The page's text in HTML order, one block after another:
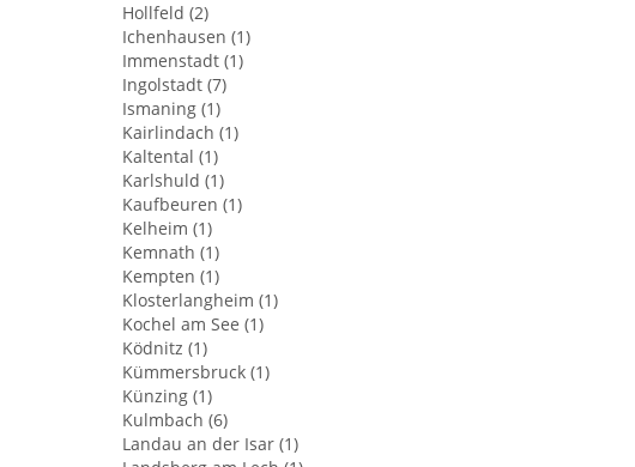
Hollfeld (2)
Ichenhausen (1)
Immenstadt (1)
Ingolstadt (7)
Ismaning (1)
Kairlindach (1)
Kaltental (1)
Karlshuld (1)
Kaufbeuren (1)
Kelheim (1)
Kemnath (1)
Kempten (1)
Klosterlangheim (1)
Kochel am See (1)
Ködnitz (1)
Kümmersbruck (1)
Künzing (1)
Kulmbach (6)
Landau an der Isar (1)